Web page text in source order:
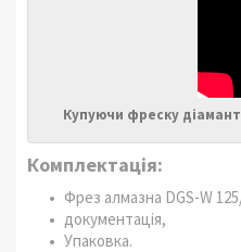
Купуючи фреску
Комплектація:
Фрез алмазна DGS-W
документація,
Упаковка.